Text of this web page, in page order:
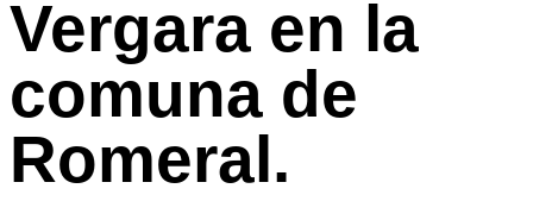
Vergara en la
comuna de
Romeral.